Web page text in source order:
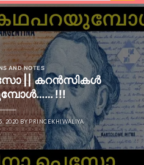
AND NOTES
|| കറൻസികൾ
!!!
2020 BYPRINCEKHIWALIYA